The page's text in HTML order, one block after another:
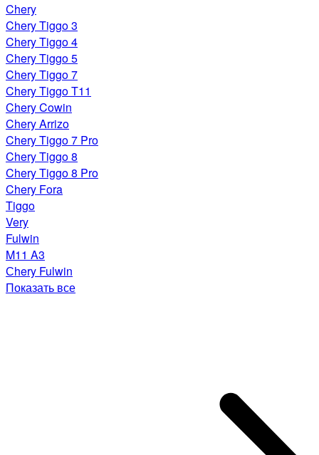
Chery
Chery Tiggo 3
Chery Tiggo 4
Chery Tiggo 5
Chery Tiggo 7
Chery Tiggo T11
Chery Cowin
Chery Arrizo
Chery Tiggo 7 Pro
Chery Tiggo 8
Chery Tiggo 8 Pro
Chery Fora
Tiggo
Very
Fulwin
M11 A3
Сhery Fulwin
Показать все